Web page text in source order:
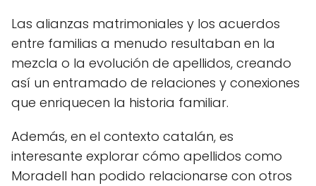
Las alianzas matrimoniales y los acuerdos
entre familias a menudo resultaban en la
mezcla o la evolución de apellidos, creando
así un entramado de relaciones y conexiones
que enriquecen la historia familiar.
Además, en el contexto catalán, es
interesante explorar cómo apellidos como
Moradell han podido relacionarse con otros